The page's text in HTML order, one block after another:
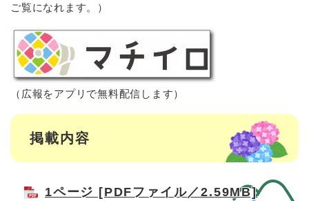
ご覧になれます。）
（広報をアプリで無料配信します）
掲載内容
1ページ [PDFファイル／2.59MB]